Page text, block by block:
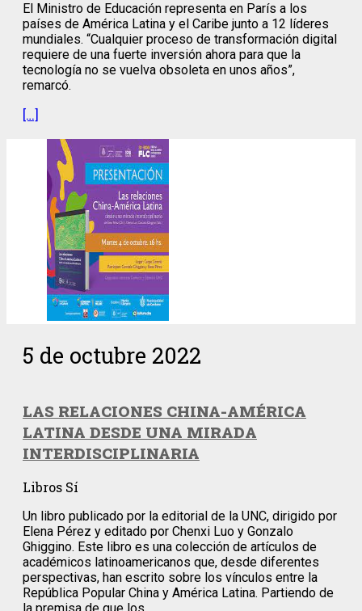
El Ministro de Educación representa en París a los
países de América Latina y el Caribe junto a 12 líderes
mundiales. “Cualquier proceso de transformación digital
requiere de una fuerte inversión ahora para que la
tecnología no se vuelva obsoleta en unos años”,
remarcó.
[…]
5 de octubre 2022
LAS RELACIONES CHINA-AMÉRICA
LATINA DESDE UNA MIRADA
INTERDISCIPLINARIA
Libros Sí
Un libro publicado por la editorial de la UNC, dirigido por
Elena Pérez y editado por Chenxi Luo y Gonzalo
Ghiggino. Este libro es una colección de artículos de
académicos latinoamericanos que, desde diferentes
perspectivas, han escrito sobre los vínculos entre la
República Popular China y América Latina. Partiendo de